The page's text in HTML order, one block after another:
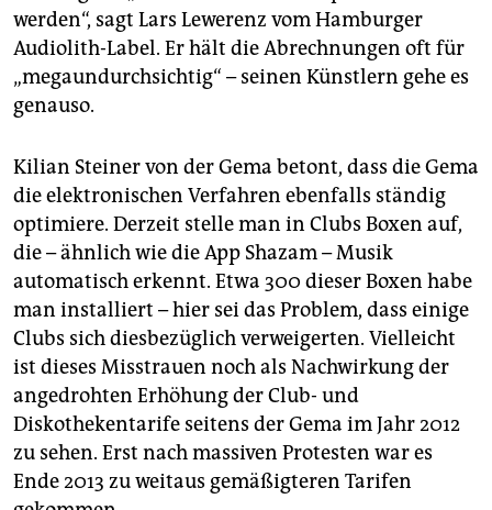
werden“, sagt Lars Lewerenz vom Hamburger
Audiolith-Label. Er hält die Abrechnungen oft für
„megaundurchsichtig“ – seinen Künstlern gehe es
genauso.
Kilian Steiner von der Gema betont, dass die Gema
die elektronischen Verfahren ebenfalls ständig
optimiere. Derzeit stelle man in Clubs Boxen auf,
die – ähnlich wie die App Shazam – Musik
automatisch erkennt. Etwa 300 dieser Boxen habe
man installiert – hier sei das Problem, dass einige
Clubs sich diesbezüglich verweigerten. Vielleicht
ist dieses Misstrauen noch als Nachwirkung der
angedrohten Erhöhung der Club- und
Diskothekentarife seitens der Gema im Jahr 2012
zu sehen. Erst nach massiven Protesten war es
Ende 2013 zu weitaus gemäßigteren Tarifen